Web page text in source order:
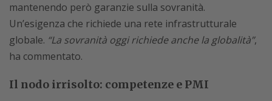
mantenendo però garanzie sulla sovranità.
Un’esigenza che richiede una rete infrastrutturale
globale. “La sovranità oggi richiede anche la globalità”,
ha commentato.
Il nodo irrisolto: competenze e PMI